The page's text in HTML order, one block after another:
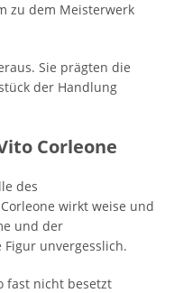
zu dem Meisterwerk
Sie prägten die
der Handlung
Corleone
des
wirkt weise und
und der
unvergesslich.
fast nicht besetzt